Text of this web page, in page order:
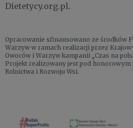
Dietetycy.org.pl.
Opracowanie sfinansowano ze środków
Warzyw w ramach realizacji przez
Owoców i Warzyw kampanii „Czas na
Projekt realizowany jest pod
Rolnictwa i Rozwoju Wsi.